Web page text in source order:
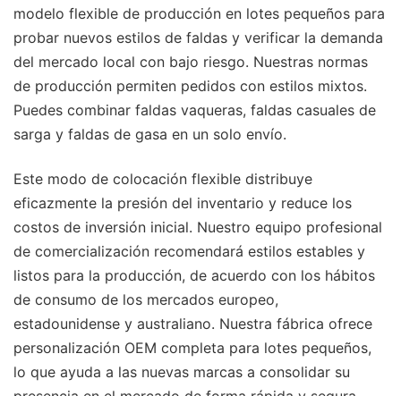
modelo flexible de producción en lotes pequeños para
probar nuevos estilos de faldas y verificar la demanda
del mercado local con bajo riesgo. Nuestras normas
de producción permiten pedidos con estilos mixtos.
Puedes combinar faldas vaqueras, faldas casuales de
sarga y faldas de gasa en un solo envío.
Este modo de colocación flexible distribuye
eficazmente la presión del inventario y reduce los
costos de inversión inicial. Nuestro equipo profesional
de comercialización recomendará estilos estables y
listos para la producción, de acuerdo con los hábitos
de consumo de los mercados europeo,
estadounidense y australiano. Nuestra fábrica ofrece
personalización OEM completa para lotes pequeños,
lo que ayuda a las nuevas marcas a consolidar su